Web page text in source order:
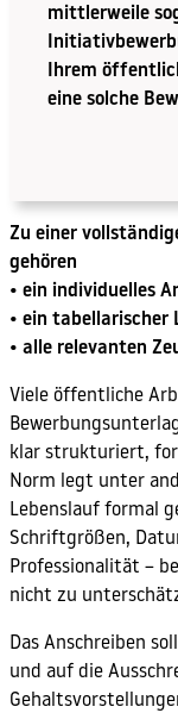
mittlerweile
Ihrem
eine solche
Zu einer
gehören
• ein individuelles
• ein tabellarischer
• alle relevanten
Viele öffentliche
klar strukturiert,
Norm legt unter
Lebenslauf formal
Schriftgrößen,
Professionalität –
nicht zu
Das Anschreiben
und auf die